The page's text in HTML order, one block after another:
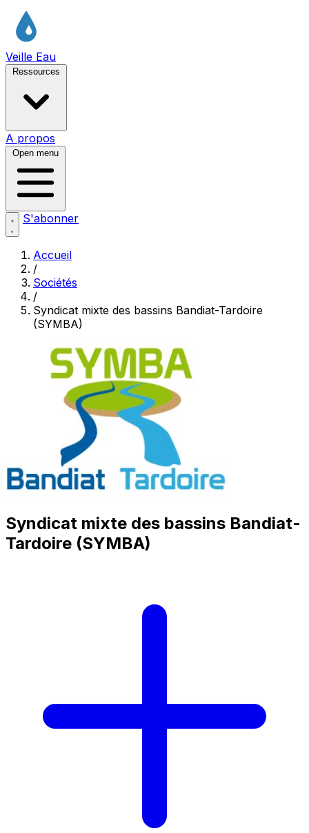
Veille Eau
Ressources
A propos
Open menu
S'abonner
Accueil
/
Sociétés
/
Syndicat mixte des bassins Bandiat-Tardoire
(SYMBA)
Syndicat mixte des bassins Bandiat-
Tardoire (SYMBA)